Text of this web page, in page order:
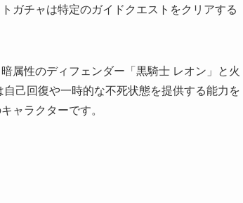
ガチャは特定のガイドクエストをクリアする
属性のディフェンダー「黒騎士 レオン」と火
己回復や一時的な不死状態を提供する能力を
ャラクターです。